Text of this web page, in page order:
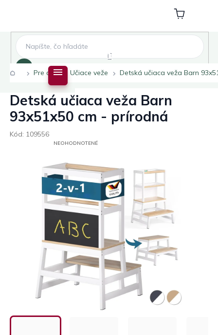
Nákupný
košík
Domov
Pre deti Učiace veže Detská učiaca veža Barn
Detská učiaca veža Barn
93x51x50 cm - prírodná
Kód: 109556
PRIEMERNÉ
HVIEZDIČIEK.
NEOHODNOTENÉ